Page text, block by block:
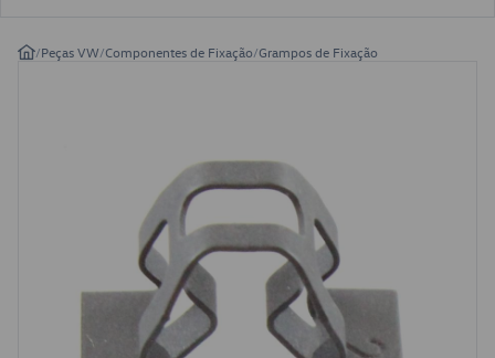
/Peças VW/Componentes de Fixação/Grampos de Fixação